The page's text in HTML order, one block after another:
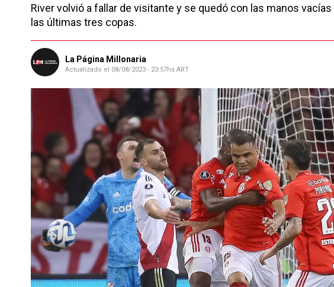
River volvió a fallar de visitante y se quedó con las manos
las últimas tres copas.
La Página Millonaria
Actualizado el 08/08/2023 - 23:57hs ART